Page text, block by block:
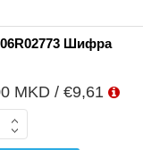
Шифра
MKD / €9,61